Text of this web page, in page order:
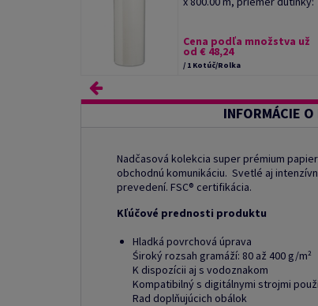
Cena podľa množstva už
od € 48,24
/ 1 Kotúč/Rolka
INFORMÁCIE
Nadčasová kolekcia super prémium
obchodnú komunikáciu. Svetlé aj
prevedení. FSC® certifikácia.
Kľúčové prednosti produktu
Hladká povrchová úprava
Śiroký rozsah gramáží: 80 až 400 g/m²
K dispozícii aj s vodoznakom
Kompatibilný s digitálnymi strojmi
Rad doplňujúcich obálok